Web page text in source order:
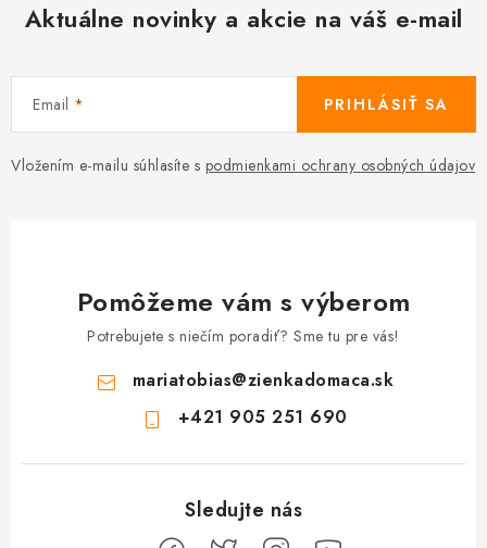
Aktuálne novinky a akcie na váš e-mail
Email
Vložením e-mailu súhlasíte s podmienkami ochrany osobných údajov
PRIHLÁSIŤ SA
Pomôžeme vám s výberom
Potrebujete s niečím poradiť? Sme tu pre vás!
mariatobias@zienkadomaca.sk
+421 905 251 690